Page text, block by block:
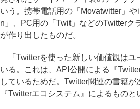
いう。携帯電話用の「Movatwitter」
n」、PC用の「Twit」などのTwitterク
が作り出したものだ。
「Twitterを使った新しい価値観はユ
いる。これは、API公開による『
しているためだ。Twitter関連の書籍が
『Twitterエコシステム』によるものと